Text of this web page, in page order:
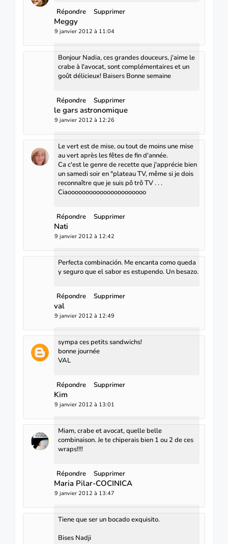
Répondre Supprimer
Meggy
9 janvier 2012 à 11:04
Bonjour Nadia, ces grandes douceurs, j'aime le
crabe à l'avocat, sont complémentaires et un
goût délicieux! Baisers Bonne semaine
Répondre Supprimer
le gars astronomique
9 janvier 2012 à 12:26
Le vert est de mise, ou tout de moins une mise
au vert après les fêtes de fin d'année.
Ca c'est le genre de recette que j'apprécie bien
un samedi soir en "plateau TV, même si je dois
reconnaître que je suis pô trô TV . . .
Ciaoooooooooooooooooooooo
Répondre Supprimer
Nati
9 janvier 2012 à 12:42
Perfecta combinación. Me encanta como queda
y seguro que el sabor es estupendo. Un besazo.
Répondre Supprimer
val
9 janvier 2012 à 12:49
sympa ces petits sandwichs!
bonne journée
VAL
Répondre Supprimer
Kim
9 janvier 2012 à 13:01
Miam, crabe et avocat, quelle belle
combinaison. Je te chiperais bien 1 ou 2 de ces
wraps!!!!
Répondre Supprimer
Maria Pilar-COCINICA
9 janvier 2012 à 13:47
Tiene que ser un bocado exquisito.
Bises Nadji